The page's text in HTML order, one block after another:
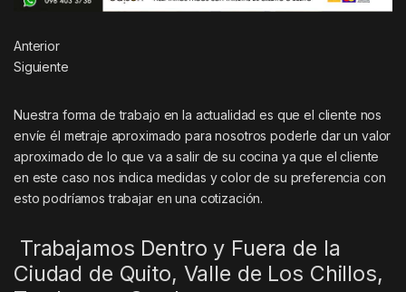
Anterior
Siguiente
Nuestra forma de trabajo en la actualidad es que el cliente nos
envíe él metraje aproximado para nosotros poderle dar un valor
aproximado de lo que va a salir de su cocina ya que el cliente
en este caso nos indica medidas y color de su preferencia con
esto podríamos trabajar en una cotización.
Trabajamos Dentro y Fuera de la
Ciudad de Quito, Valle de Los Chillos,